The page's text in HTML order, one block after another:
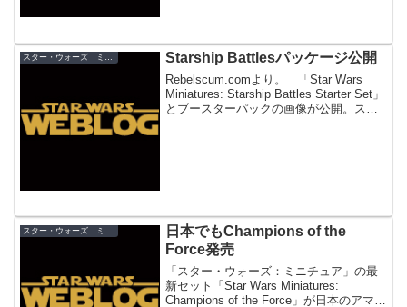
Starship Battlesパッケージ公開
Rebelscum.comより。 「Star Wars
Miniatures: Starship Battles Starter Set」
とブースターパックの画像が公開。スタ
日本でもChampions of the
Force発売
「スター・ウォーズ：ミニチュア」の最
新セット「Star Wars Miniatures:
Champions of the Force」が日本のアマゾ